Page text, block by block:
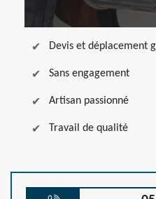
Devis et déplacement
Sans engagement
Artisan passionné
Travail de qualité